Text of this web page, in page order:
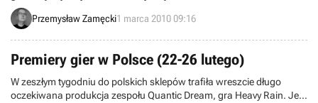
Steam. Wyniki obejmują okres od 21 do 27 lutego.
Przemysław Zamęcki1 marca 2010 09:16
Premiery gier w Polsce (22-26 lutego)
W zeszłym tygodniu do polskich sklepów trafiła wreszcie długo
oczekiwana produkcja zespołu Quantic Dream, gra Heavy Rain. Jej